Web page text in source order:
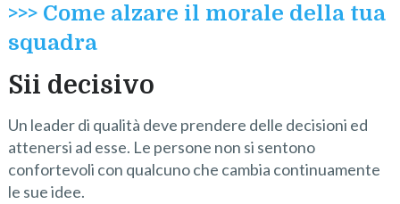
>>> Come alzare il morale della tua
squadra
Sii decisivo
Un leader di qualità deve prendere delle decisioni ed
attenersi ad esse. Le persone non si sentono
confortevoli con qualcuno che cambia continuamente
le sue idee.